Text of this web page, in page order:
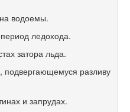
водоемы.
ледохода.
затора льда.
подвергающемуся разливу
и запрудах.